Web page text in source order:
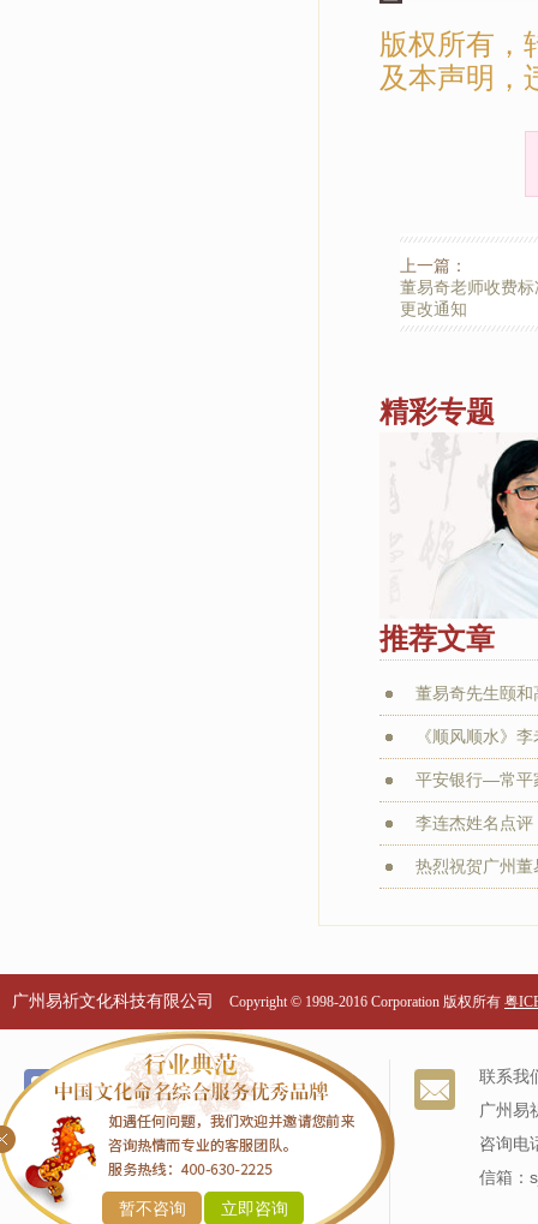
版权所有，
及本声明，
上一篇：
董易奇老师收费标
更改通知
精彩专题
推荐文章
董易奇先生颐
《顺风顺水》
平安银行—常平
李连杰姓名点
热烈祝贺广州
广州易祈文化科技有限公司 Copyright © 1998-2016 Corporation 版权所有 粤
暂不咨询 立即咨询
个名服务
改名服务
商标命名
产品命名
企业命名
关于我们
我们的历史
专家阵容
联系我
广州易
咨询电
信箱：